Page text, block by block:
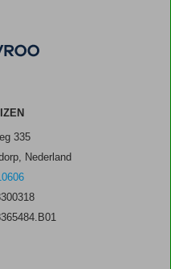
335
Nederland